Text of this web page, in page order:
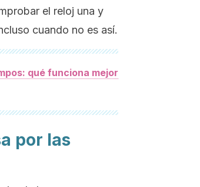
el reloj una y
cuando no es así.
qué funciona mejor
por las